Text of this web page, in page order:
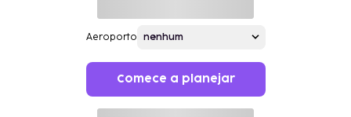
Aeroporto
Comece a planejar